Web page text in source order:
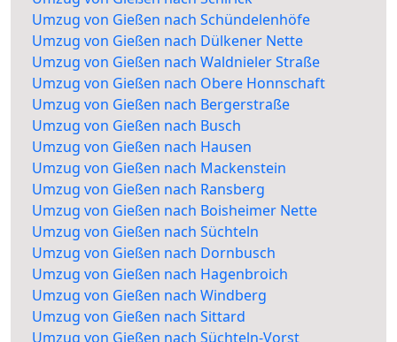
Umzug von Gießen nach Schündelenhöfe
Umzug von Gießen nach Dülkener Nette
Umzug von Gießen nach Waldnieler Straße
Umzug von Gießen nach Obere Honnschaft
Umzug von Gießen nach Bergerstraße
Umzug von Gießen nach Busch
Umzug von Gießen nach Hausen
Umzug von Gießen nach Mackenstein
Umzug von Gießen nach Ransberg
Umzug von Gießen nach Boisheimer Nette
Umzug von Gießen nach Süchteln
Umzug von Gießen nach Dornbusch
Umzug von Gießen nach Hagenbroich
Umzug von Gießen nach Windberg
Umzug von Gießen nach Sittard
Umzug von Gießen nach Süchteln-Vorst